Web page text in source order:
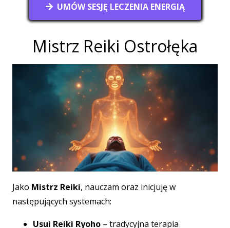
UMÓW SESJĘ LECZENIA ENERGIĄ
Mistrz Reiki Ostrołęka
Jako Mistrz Reiki, nauczam oraz inicjuję w
następujących systemach:
Usui Reiki Ryoho – tradycyjna terapia